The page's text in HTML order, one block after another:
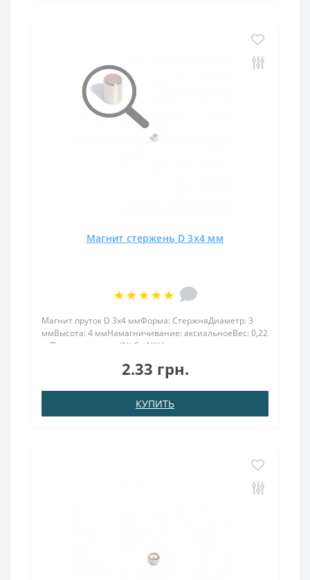
Магнит стержень D 3х4 мм
Магнит пруток D 3х4 ммФорма: СтержняДиаметр: 3
ммВысота: 4 ммНамагничивание: аксиальноеВес: 0,22
грПокрыт. никель.: (Ni-Cu-Ni)Намагничивание:
использования: до 80°C ..2.33 грн.
КУПИТЬ